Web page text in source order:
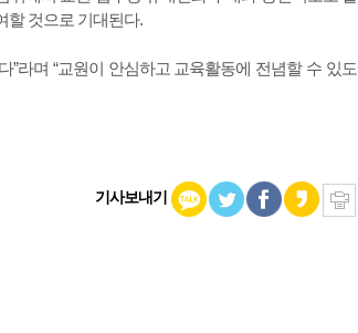
할 것으로 기대된다.
라며 “교원이 안심하고 교육활동에 전념할 수 있도
기사보내기